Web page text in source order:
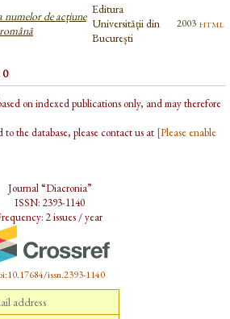
numelor de acțiune Editura
Universității din
București
2003 html
0
on indexed publications only, and may therefore
the database, please contact us at [Please enable
Journal “Diacronia”
ISSN: 2393-1140
2 issues / year
issn.2393-1140